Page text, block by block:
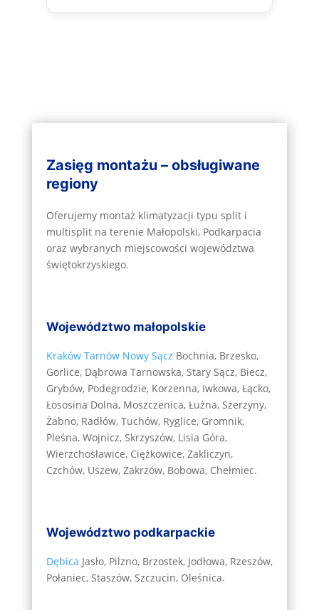
Zasięg montażu – obsługiwane
regiony
Oferujemy montaż klimatyzacji typu split i
multisplit na terenie Małopolski, Podkarpacia
oraz wybranych miejscowości województwa
świętokrzyskiego.
Województwo małopolskie
Kraków Tarnów Nowy Sącz Bochnia, Brzesko,
Gorlice, Dąbrowa Tarnowska, Stary Sącz, Biecz,
Grybów, Podegrodzie, Korzenna, Iwkowa, Łącko,
Łososina Dolna, Moszczenica, Łużna, Szerzyny,
Żabno, Radłów, Tuchów, Ryglice, Gromnik,
Pleśna, Wojnicz, Skrzyszów, Lisia Góra,
Wierzchosławice, Ciężkowice, Zakliczyn,
Czchów, Uszew, Zakrzów, Bobowa, Chełmiec.
Województwo podkarpackie
Dębica Jasło, Pilzno, Brzostek, Jodłowa, Rzeszów,
Połaniec, Staszów, Szczucin, Oleśnica.